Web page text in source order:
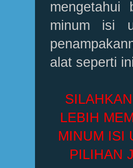
minum isi
alat seperti
LEBIH
MINUM ISI
PILIHAN